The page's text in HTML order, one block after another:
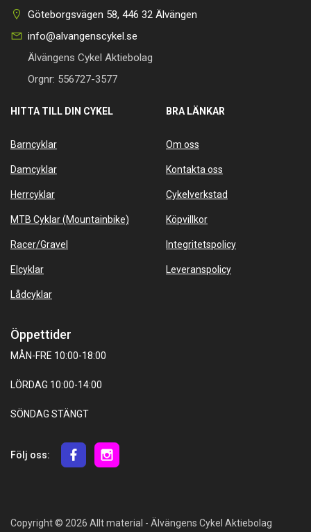
Göteborgsvägen 58, 446 32 Älvängen
info@alvangenscykel.se
Älvängens Cykel Aktiebolag
Orgnr: 556727-3577
HITTA TILL DIN CYKEL
Barncyklar
Damcyklar
Herrcyklar
MTB Cyklar (Mountainbike)
Racer/Gravel
Elcyklar
Lådcyklar
BRA LÄNKAR
Om oss
Kontakta oss
Cykelverkstad
Köpvillkor
Integritetspolicy
Leveranspolicy
Öppettider
MÅN-FRE 10:00-18:00
LÖRDAG 10:00-14:00
SÖNDAG STÄNGT
Följ oss:
Copyright © 2026 Allt material - Älvängens Cykel Aktiebolag